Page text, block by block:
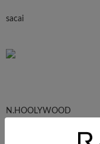
sacai
N.HOOLYWOOD